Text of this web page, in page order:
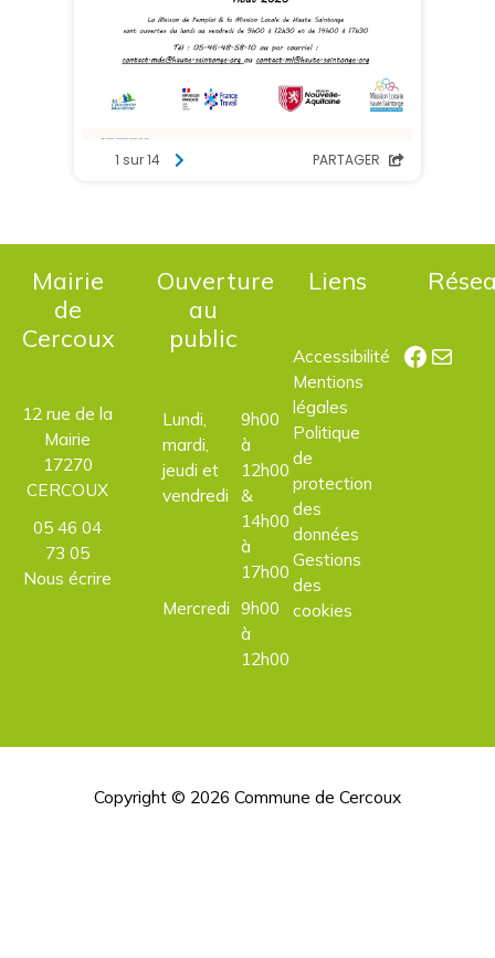
Mairie
de
Cercoux
12 rue de la
Mairie
17270
CERCOUX
05 46 04
73 05
Nous écrire
Ouverture
au
public
Lundi,
mardi,
jeudi et
vendredi
9h00
à
12h00
&
14h00
à
17h00
Mercredi 9h00
à
12h00
Liens
Accessibilité
Mentions
légales
Politique
de
protection
des
données
Gestions
des
cookies
E-mail
Copyright © 2026 Commune de Cercoux